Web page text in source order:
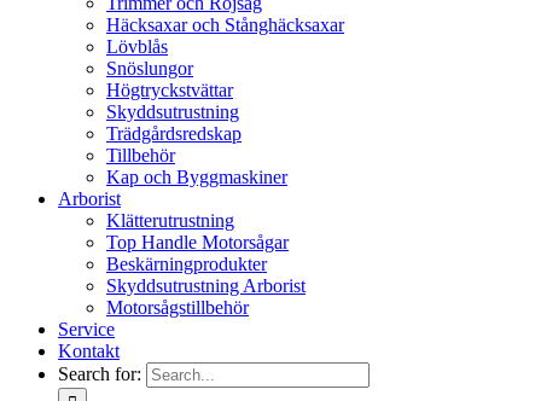
Häcksaxar och Stånghäcksaxar
Lövblås
Snöslungor
Högtryckstvättar
Skyddsutrustning
Trädgårdsredskap
Tillbehör
Kap och Byggmaskiner
Arborist
Klätterutrustning
Top Handle Motorsågar
Beskärningprodukter
Skyddsutrustning Arborist
Motorsågstillbehör
Service
Kontakt
Search for: